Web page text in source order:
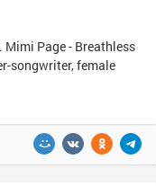
Page - Breathless
songwriter, female